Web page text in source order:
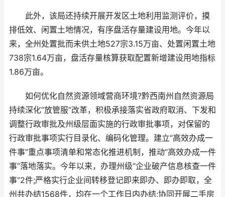
此外，该局还持续开展开发区土地利用监测评价，摸
排低效、闲置土地情况，有序盘活存量建设用地。今年以
来，全州处置批而未供土地527宗3.15万亩、处置闲置土地
738宗1.64万亩，盘活存量核算获取配置新增建设用地指标
1.86万亩。
如何优化自然资源领域营商环境?黔西南州自然资源局
持续深化“放管服”改革，积极承接落实省政府取消、下发和
调整行政审批及州级层面实施的行政审批事项，对保留的
行政审批事项实行目录化、编码化管理。建立“高效办成一
件事”重点事项清单和常态化推进机制，推动“高效办成一件
事”落地落实。今年以来，办理州级“企业破产信息核查一件
事”2件;严格实行企业间转移登记即来即办、即办即取，全
州共办结1568件，均在一个工作日内办结;协同开展二手房